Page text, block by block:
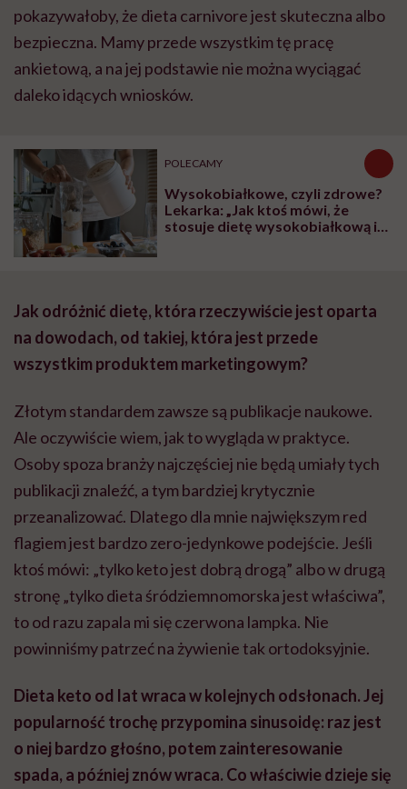
pokazywałoby, że dieta carnivore jest skuteczna albo
bezpieczna. Mamy przede wszystkim tę pracę
ankietową, a na jej podstawie nie można wyciągać
daleko idących wniosków.
POLECAMY
Wysokobiałkowe, czyli zdrowe?
Lekarka: „Jak ktoś mówi, że
stosuje dietę wysokobiałkową i
Jak odróżnić dietę, która rzeczywiście jest oparta
na dowodach, od takiej, która jest przede
wszystkim produktem marketingowym?
Złotym standardem zawsze są publikacje naukowe.
Ale oczywiście wiem, jak to wygląda w praktyce.
Osoby spoza branży najczęściej nie będą umiały tych
publikacji znaleźć, a tym bardziej krytycznie
przeanalizować. Dlatego dla mnie największym red
flagiem jest bardzo zero-jedynkowe podejście. Jeśli
ktoś mówi: „tylko keto jest dobrą drogą” albo w drugą
stronę „tylko dieta śródziemnomorska jest właściwa”,
to od razu zapala mi się czerwona lampka. Nie
powinniśmy patrzeć na żywienie tak ortodoksyjnie.
Dieta keto od lat wraca w kolejnych odsłonach. Jej
popularność trochę przypomina sinusoidę: raz jest
o niej bardzo głośno, potem zainteresowanie
spada, a później znów wraca. Co właściwie dzieje się